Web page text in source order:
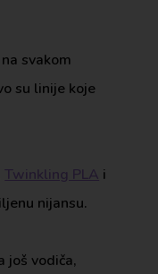
na svakom
su linije koje
Twinkling PLA i
nijansu.
još vodiča,